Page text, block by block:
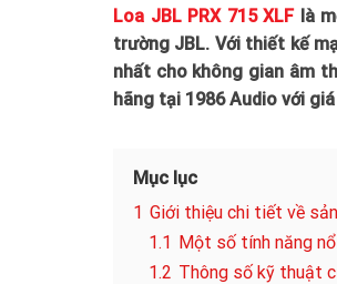
Loa JBL PRX 715 XLFlà
trường JBL. Với thiết kế
nhất cho không gian âm
hãng tại 1986 Audio với
Mục lục
1 Giới thiệu chi tiết về
1.1 Một số tính năng
1.2 Thông số kỹ thuật